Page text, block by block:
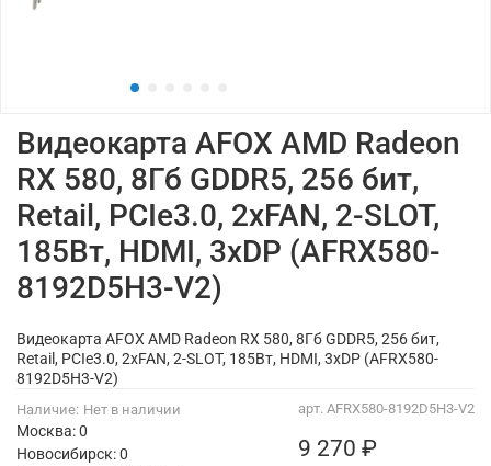
арт. AFRX580-8192D5H3-V2
Наличие: Нет в наличии
Видеокарта AFOX AMD Radeon
RX 580, 8Гб GDDR5, 256 бит,
Retail, PCIe3.0, 2xFAN, 2-SLOT,
185Вт, HDMI, 3xDP (AFRX580-
8192D5H3-V2)
Москва: 0
Новосибирск: 0
9 270 ₽
Видеокарта AFOX AMD Radeon RX 580, 8Гб GDDR5, 256 бит,
Retail, PCIe3.0, 2xFAN, 2-SLOT, 185Вт, HDMI, 3xDP (AFRX580-
8192D5H3-V2)